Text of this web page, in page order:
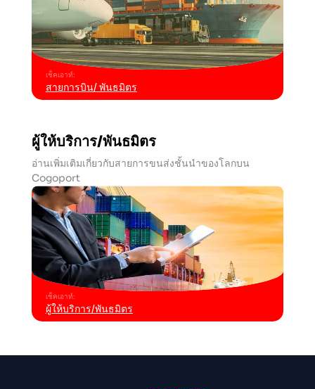
เช็คเอาท์:
สายการบิน/ พันธมิตร
ผู้ให้บริการ/พันธมิตร
อ่านเพิ่มเติมเกี่ยวกับสายการขนส่งชั้นนำของโลกบน
Cogoport
เช็คเอาท์:
ผู้ให้บริการ/พันธมิตร